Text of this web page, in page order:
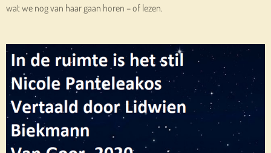
wat we nog van haar gaan horen – of lezen.